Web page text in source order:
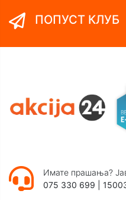
ПОПУСТ КЛУБ
Имате прашања?
075 330 699